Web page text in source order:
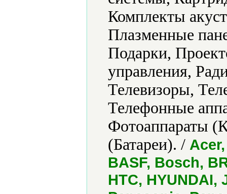
Комплекты
Плазменные
Подарки,
управления,
Телевизоры,
Телефонные
Фотоаппараты
(Батареи). /
BASF, Bosch,
HTC, HYUNDAI,